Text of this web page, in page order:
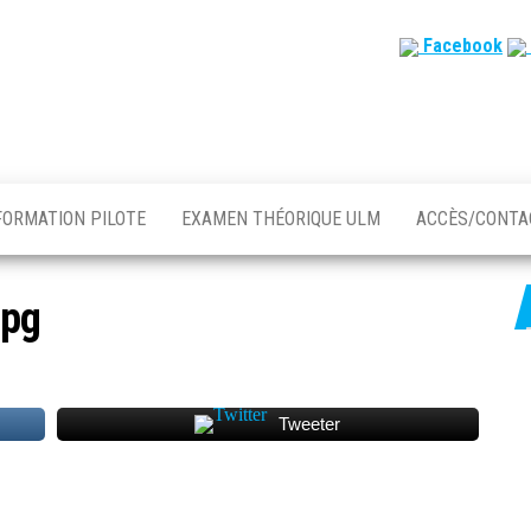
Facebook
PILOTE EXAMEN THÉORIQUE ULM ACCÈS/
Tweeter